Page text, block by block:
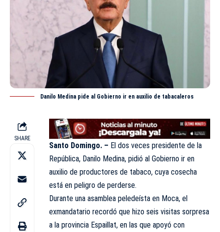
Danilo Medina pide al Gobierno ir en auxilio de tabacaleros
SHARE
Santo Domingo. – El dos veces presidente de la
República, Danilo Medina, pidió al Gobierno ir en
auxilio de productores de tabaco, cuya cosecha
está en peligro de perderse.
Durante una asamblea peledeísta en Moca, el
exmandatario recordó que hizo seis visitas sorpresa
a la provincia Espaillat, en las que apoyó con